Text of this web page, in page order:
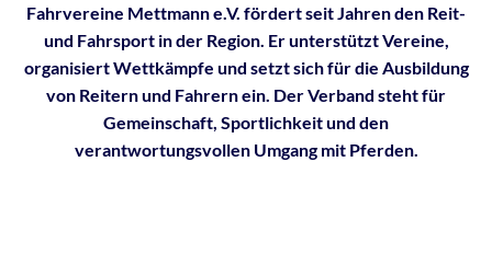
Fahrvereine Mettmann e.V. fördert seit Jahren den Reit-
und Fahrsport in der Region. Er unterstützt Vereine,
organisiert Wettkämpfe und setzt sich für die Ausbildung
von Reitern und Fahrern ein. Der Verband steht für
Gemeinschaft, Sportlichkeit und den
verantwortungsvollen Umgang mit Pferden.